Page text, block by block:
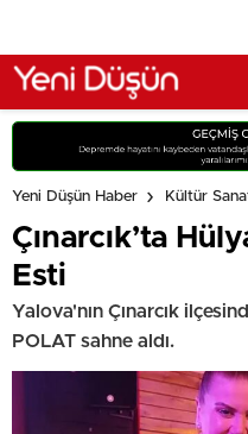
Yeni Düşün Haber Kültür
Çınarcık’ta
Esti
Yalova'nın Çınarcık
POLAT sahne aldı.